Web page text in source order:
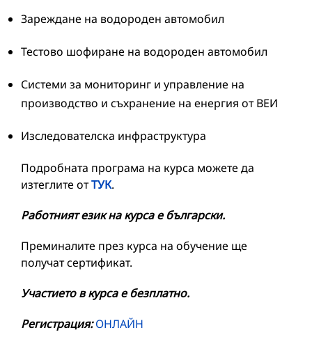
Зареждане на водороден автомобил
Тестово шофиране на водороден автомобил
Системи за мониторинг и управление на
производство и съхранение на енергия от ВЕИ
Изследователска инфраструктура
Подробната програма на курса можете да
изтеглите отТУК.
Работният език на курса е български.
Преминалите през курса на обучение ще
получат сертификат.
Участието в курса е безплатно.
Регистрация: ОНЛАЙН